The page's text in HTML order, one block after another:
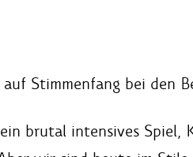
Stimmenfang bei den
brutal intensives